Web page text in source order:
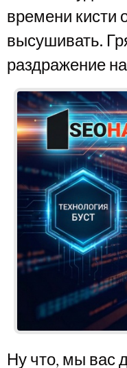
времени кисти
высушивать.
раздражение
Ну что, мы вас